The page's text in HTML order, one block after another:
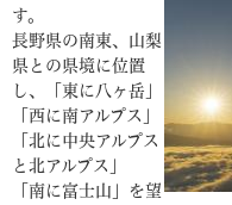
す。
長野県の南東、山梨
県との県境に位置
し、「東に八ヶ岳」
「西に南アルプス」
「北に中央アルプス
と北アルプス」
「南に富士山」を望